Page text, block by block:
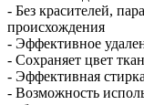
- Без красителей,
происхождения
- Эффективное
- Сохраняет цвет
- Эффективная
- Возможность